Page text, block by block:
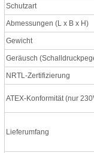
Schutzart
Abmessungen (L x B x H)
Gewicht
Geräusch
NRTL-Zertifizierung
ATEX-Konformität (nur
Lieferumfang